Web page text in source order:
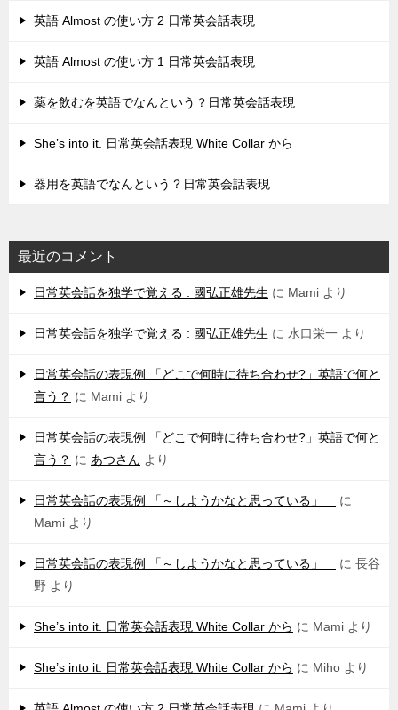
英語 Almost の使い方 2 日常英会話表現
英語 Almost の使い方 1 日常英会話表現
薬を飲むを英語でなんという？日常英会話表現
She’s into it. 日常英会話表現 White Collar から
器用を英語でなんという？日常英会話表現
最近のコメント
日常英会話を独学で覚える : 國弘正雄先生 に Mami より
日常英会話を独学で覚える : 國弘正雄先生 に 水口栄一 より
日常英会話の表現例 「どこで何時に待ち合わせ?」英語で何と
言う？ に Mami より
日常英会話の表現例 「どこで何時に待ち合わせ?」英語で何と
言う？ に あつさん より
日常英会話の表現例 「～しようかなと思っている」
に
Mami より
日常英会話の表現例 「～しようかなと思っている」 に 長谷
野 より
She’s into it. 日常英会話表現 White Collar から に Mami より
She’s into it. 日常英会話表現 White Collar から に Miho より